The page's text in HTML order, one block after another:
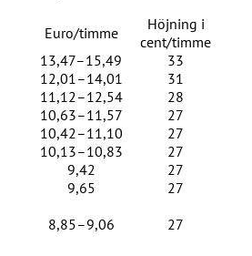
Euro/timme
Höjning i
cent/timme
13,47–15,49
33
12,01–14,01
31
11,12–12,54
28
10,63–11,57
27
10,42–11,10
27
10,13–10,83
27
9,42
27
9,65
27
8,85–9,06 27